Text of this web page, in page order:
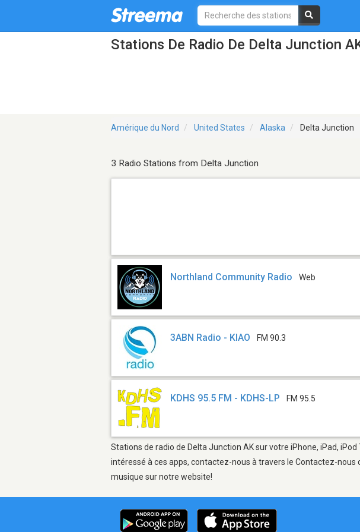
Stations De Radio De Delta Junction
Amérique du Nord United States Alaska Delta Junction
3 Radio Stations from Delta Junction
Northland Community Radio Web
3ABN Radio - KIAO FM 90.3
KDHS 95.5 FM - KDHS-LP FM 95.5
Stations de radio de Delta Junction AK sur votre iPhone, iPad,
intéressé à ces apps, contactez-nous à travers le Contactez-
musique sur notre website!